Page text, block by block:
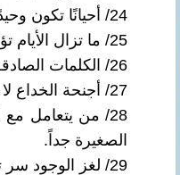
24/ أحيانًا تكون وحيدًا لأنك تعرف الطريق جيدًا، ليس لأنك ضائع.
25/ ما تزال الأيام تؤكد لنا أننا كنا نبالغ في مكانة الأشخاص الخطأ ذات يوم !
26/ الكلمات الصادقة توازن بين المبدأ و الموقف.
27/ أجنحة الخداع لا تحلق عاليا.
28/ من يتعامل
الصغيرة جداً.
29/ لغز الوجود سر تفوح به الأزهار، لكن لا تبوح به الكلمات.